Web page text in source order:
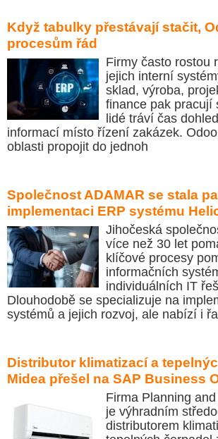
Když tabulky přestávají stačit,
procesům řád
Firmy často rostou
jejich interní
sklad, výroba,
finance pak pracují
lidé tráví čas
informací místo řízení zakázek.
oblasti propojit do jednoh
Společnost ADAMAR se stala
implementaci ERP systému
Jihočeská
více než 30 let
klíčové procesy
informačních
individuálních IT
Dlouhodobě se specializuje na
systémů a jejich rozvoj, ale nabízí i
Distributor klimatizací a
Midea přešel na SAP Business
Firma Planning
je výhradním
distributorem